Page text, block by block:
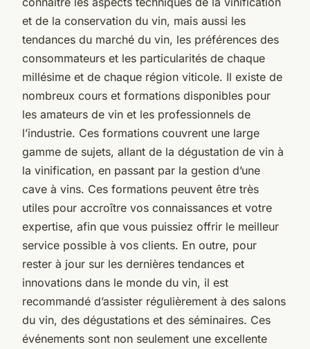
et de la conservation du vin, mais aussi les
tendances du marché du vin, les préférences des
consommateurs et les particularités de chaque
millésime et de chaque région viticole. Il existe de
nombreux cours et formations disponibles pour
les amateurs de vin et les professionnels de
l’industrie. Ces formations couvrent une large
gamme de sujets, allant de la dégustation de vin à
la vinification, en passant par la gestion d’une
cave à vins. Ces formations peuvent être très
utiles pour accroître vos connaissances et votre
expertise, afin que vous puissiez offrir le meilleur
service possible à vos clients. En outre, pour
rester à jour sur les dernières tendances et
innovations dans le monde du vin, il est
recommandé d’assister régulièrement à des salons
du vin, des dégustations et des séminaires. Ces
événements sont non seulement une excellente